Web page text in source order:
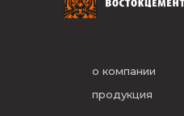
о компании
продукция